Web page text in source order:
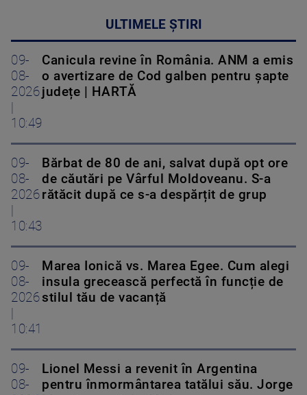
ULTIMELE ȘTIRI
09-
08-
2026
10:49
Canicula revine în România. ANM a emis
o avertizare de Cod galben pentru șapte
județe | HARTĂ
09-
08-
2026
10:43
Bărbat de 80 de ani, salvat după opt ore
de căutări pe Vârful Moldoveanu. S-a
rătăcit după ce s-a despărțit de grup
09-
08-
2026
10:41
Marea Ionică vs. Marea Egee. Cum alegi
insula grecească perfectă în funcție de
stilul tău de vacanță
09-
08-
Lionel Messi a revenit în Argentina
pentru înmormântarea tatălui său. Jorge